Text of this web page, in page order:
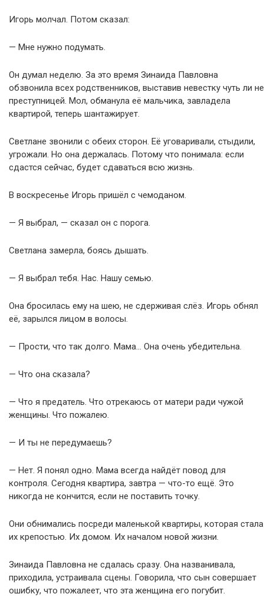
Игорь молчал. Потом сказал:
— Мне нужно подумать.
Он думал неделю. За это время Зинаида Павловна
обзвонила всех родственников, выставив невестку чуть ли не
преступницей. Мол, обманула её мальчика, завладела
квартирой, теперь шантажирует.
Светлане звонили с обеих сторон. Её уговаривали, стыдили,
угрожали. Но она держалась. Потому что понимала: если
сдастся сейчас, будет сдаваться всю жизнь.
В воскресенье Игорь пришёл с чемоданом.
— Я выбрал, — сказал он с порога.
Светлана замерла, боясь дышать.
— Я выбрал тебя. Нас. Нашу семью.
Она бросилась ему на шею, не сдерживая слёз. Игорь обнял
её, зарылся лицом в волосы.
— Прости, что так долго. Мама… Она очень убедительна.
— Что она сказала?
— Что я предатель. Что отрекаюсь от матери ради чужой
женщины. Что пожалею.
— И ты не передумаешь?
— Нет. Я понял одно. Мама всегда найдёт повод для
контроля. Сегодня квартира, завтра — что-то ещё. Это
никогда не кончится, если не поставить точку.
Они обнимались посреди маленькой квартиры, которая стала
их крепостью. Их домом. Их началом новой жизни.
Зинаида Павловна не сдалась сразу. Она названивала,
приходила, устраивала сцены. Говорила, что сын совершает
ошибку, что пожалеет, что эта женщина его погубит.